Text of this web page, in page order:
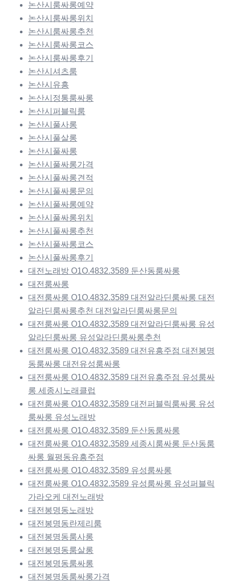
논산시룸싸롱예약
논산시룸싸롱위치
논산시룸싸롱추천
논산시룸싸롱코스
논산시룸싸롱후기
논산시셔츠룸
논산시유흥
논산시정통룸싸롱
논산시퍼블릭룸
논산시풀사롱
논산시풀살롱
논산시풀싸롱
논산시풀싸롱가격
논산시풀싸롱견적
논산시풀싸롱문의
논산시풀싸롱예약
논산시풀싸롱위치
논산시풀싸롱추천
논산시풀싸롱코스
논산시풀싸롱후기
대전노래방 O1O.4832.3589 둔산동룸싸롱
대전룸싸롱
대전룸싸롱 O1O.4832.3589 대전알라딘룸싸롱 대전
알라딘룸싸롱추천 대전알라딘룸싸롱문의
대전룸싸롱 O1O.4832.3589 대전알라딘룸싸롱 유성
알라딘룸싸롱 유성알라딘룸싸롱추천
대전룸싸롱 O1O.4832.3589 대전유흥주점 대전봉명
동룸싸롱 대전유성룸싸롱
대전룸싸롱 O1O.4832.3589 대전유흥주점 유성룸싸
롱 세종시노래클럽
대전룸싸롱 O1O.4832.3589 대전퍼블릭룸싸롱 유성
룸싸롱 유성노래방
대전룸싸롱 O1O.4832.3589 둔산동룸싸롱
대전룸싸롱 O1O.4832.3589 세종시룸싸롱 둔산동룸
싸롱 월평동유흥주점
대전룸싸롱 O1O.4832.3589 유성룸싸롱
대전룸싸롱 O1O.4832.3589 유성룸싸롱 유성퍼블릭
가라오케 대전노래방
대전봉명동노래방
대전봉명동란제리룸
대전봉명동룸사롱
대전봉명동룸살롱
대전봉명동룸싸롱
대전봉명동룸싸롱가격